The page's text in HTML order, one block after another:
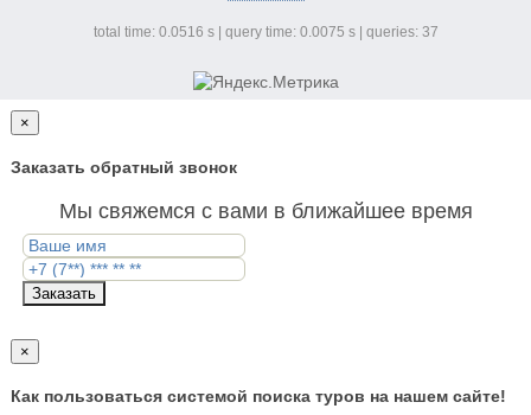
total time: 0.0516 s | query time: 0.0075 s | queries: 37
×
Заказать обратный звонок
Мы свяжемся с вами в ближайшее время
Заказать
×
Как пользоваться системой поиска туров на нашем сайте!